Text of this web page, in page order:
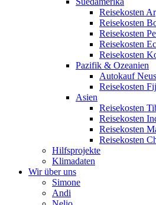
Reisekosten
Reisekosten
Reisekosten
Reisekosten
Reisekosten
Pazifik & Ozeanien
Autokauf
Reisekosten
Asien
Reisekosten
Reisekosten
Reisekosten
Reisekosten
Hilfsprojekte
Klimadaten
Wir über uns
Simone
Andi